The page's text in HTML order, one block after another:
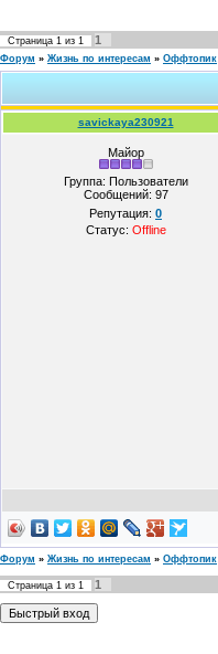
Страница 1 из 1 1
Форум » Жизнь по интересам » Оффтопик
savickaya230921
Майор
Группа: Пользователи
Сообщений: 97
Репутация: 0
Статус: Offline
Форум » Жизнь по интересам » Оффтопик
Страница 1 из 1 1